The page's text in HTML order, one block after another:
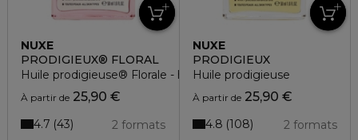
NUXE
PRODIGIEUX® FLORAL
Huile prodigieuse® Florale - huile sèche multi-fonctions
À partir de 25,90 €
2 formats
4.7 43
NUXE
PRODIGIEUX
Huile prodigieuse
À partir de25,90 €
2 formats
4.8 108